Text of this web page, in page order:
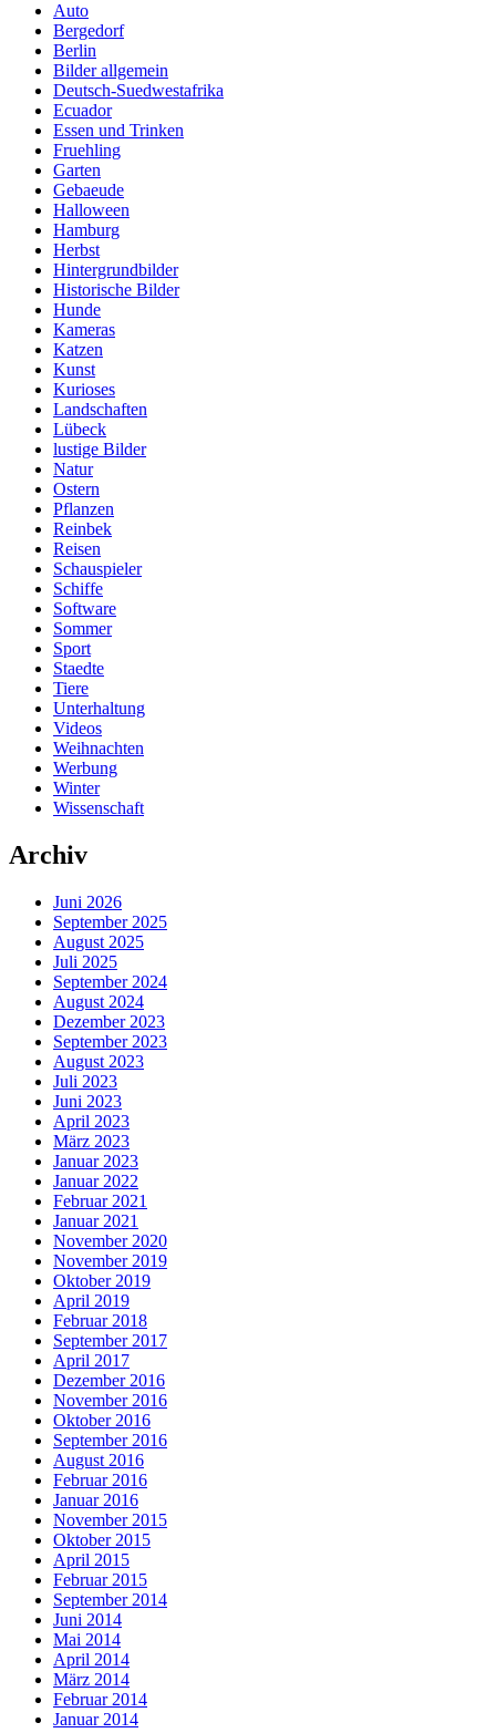
Auto
Bergedorf
Berlin
Bilder allgemein
Deutsch-Suedwestafrika
Ecuador
Essen und Trinken
Fruehling
Garten
Gebaeude
Halloween
Hamburg
Herbst
Hintergrundbilder
Historische Bilder
Hunde
Kameras
Katzen
Kunst
Kurioses
Landschaften
Lübeck
lustige Bilder
Natur
Ostern
Pflanzen
Reinbek
Reisen
Schauspieler
Schiffe
Software
Sommer
Sport
Staedte
Tiere
Unterhaltung
Videos
Weihnachten
Werbung
Winter
Wissenschaft
Archiv
Juni 2026
September 2025
August 2025
Juli 2025
September 2024
August 2024
Dezember 2023
September 2023
August 2023
Juli 2023
Juni 2023
April 2023
März 2023
Januar 2023
Januar 2022
Februar 2021
Januar 2021
November 2020
November 2019
Oktober 2019
April 2019
Februar 2018
September 2017
April 2017
Dezember 2016
November 2016
Oktober 2016
September 2016
August 2016
Februar 2016
Januar 2016
November 2015
Oktober 2015
April 2015
Februar 2015
September 2014
Juni 2014
Mai 2014
April 2014
März 2014
Februar 2014
Januar 2014